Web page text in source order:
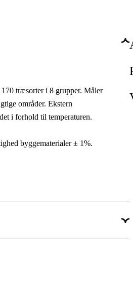
træsorter i 8 grupper. Måler
områder. Ekstern
i forhold til temperaturen.
byggematerialer ± 1%.